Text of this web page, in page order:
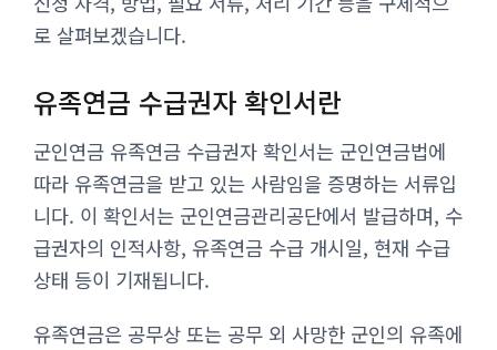
로 살펴보겠습니다.
유족연금 수급권자 확인서란
군인연금 유족연금 수급권자 확인서는 군인연금법에
따라 유족연금을 받고 있는 사람임을 증명하는 서류입
니다. 이 확인서는 군인연금관리공단에서 발급하며, 수
급권자의 인적사항, 유족연금 수급 개시일, 현재 수급
상태 등이 기재됩니다.
유족연금은 공무상 또는 공무 외 사망한 군인의 유족에